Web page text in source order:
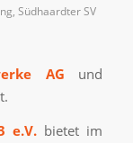
, Südhaardter SV
AG und
e.V.bietet im